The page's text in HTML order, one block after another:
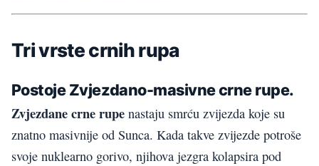
Tri vrste crnih rupa
Postoje Zvjezdano-masivne crne rupe.
Zvjezdane crne rupe nastaju smrću zvijezda koje su
znatno masivnije od Sunca. Kada takve zvijezde potroše
svoje nuklearno gorivo, njihova jezgra kolapsira pod